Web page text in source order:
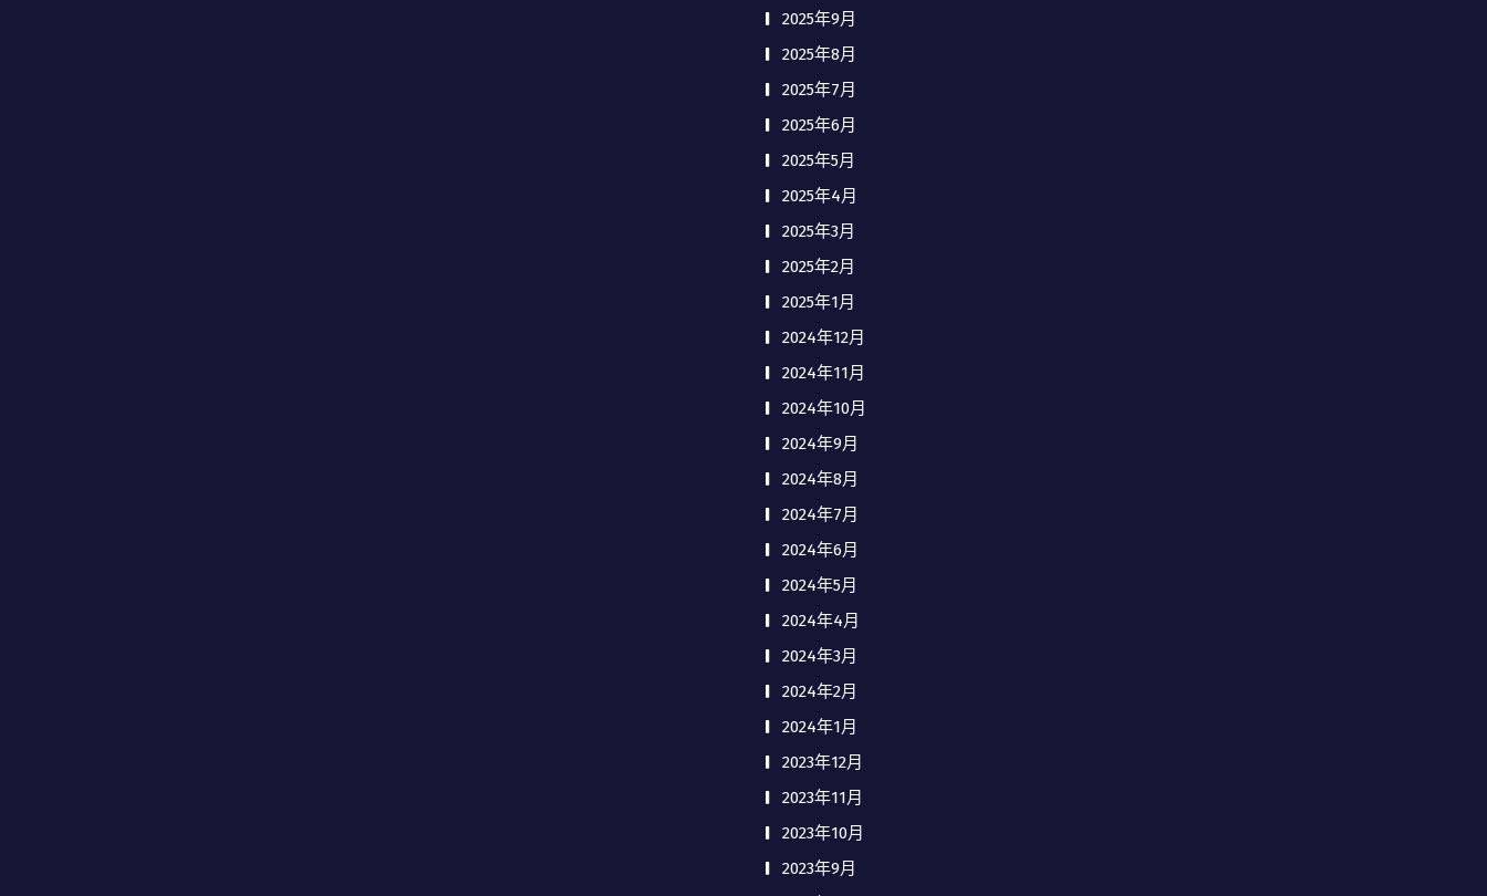
2025年9月
2025年8月
2025年7月
2025年6月
2025年5月
2025年4月
2025年3月
2025年2月
2025年1月
2024年12月
2024年11月
2024年10月
2024年9月
2024年8月
2024年7月
2024年6月
2024年5月
2024年4月
2024年3月
2024年2月
2024年1月
2023年12月
2023年11月
2023年10月
2023年9月